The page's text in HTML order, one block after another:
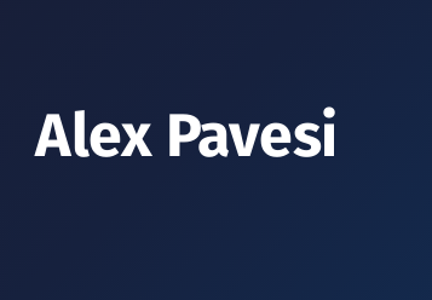
Alex Pavesi